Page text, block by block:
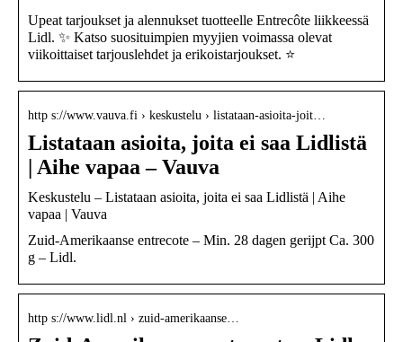
Upeat tarjoukset ja alennukset tuotteelle Entrecôte liikkeessä
Lidl. ✨ Katso suosituimpien myyjien voimassa olevat
viikoittaiset tarjouslehdet ja erikoistarjoukset. ⭐
http s://www.vauva.fi › keskustelu › listataan-asioita-joit…
Listataan asioita, joita ei saa Lidlistä
| Aihe vapaa – Vauva
Keskustelu – Listataan asioita, joita ei saa Lidlistä | Aihe
vapaa | Vauva
Zuid-Amerikaanse entrecote – Min. 28 dagen gerijpt Ca. 300
g – Lidl.
http s://www.lidl.nl › zuid-amerikaanse…